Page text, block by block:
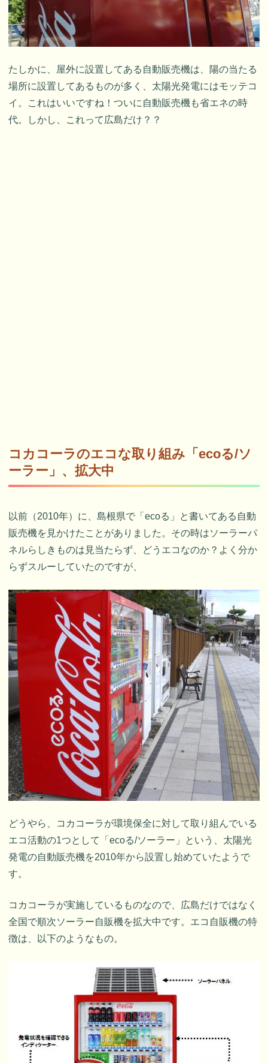
たしかに、屋外に設置してある自動販売機は、陽の当たる
場所に設置してあるものが多く、太陽光発電にはモッテコ
イ。これはいいですね！ついに自動販売機も省エネの時
代。しかし、これって広島だけ？？
コカコーラのエコな取り組み「ecoる/ソ
ーラー」、拡大中
以前（2010年）に、島根県で「ecoる」と書いてある自動
販売機を見かけたことがありました。その時はソーラーパ
ネルらしきものは見当たらず、どうエコなのか？よく分か
らずスルーしていたのですが、
どうやら、コカコーラが環境保全に対して取り組んでいる
エコ活動の1つとして「ecoる/ソーラー」という、太陽光
発電の自動販売機を2010年から設置し始めていたようで
す。
コカコーラが実施しているものなので、広島だけではなく
全国で順次ソーラー自販機を拡大中です。エコ自販機の特
徴は、以下のようなもの。